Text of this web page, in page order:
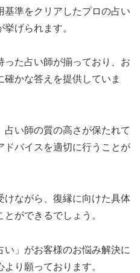
準をクリアしたプロの占い
げられます。
った占い師が揃っており、お
かな答えを提供していま
占い師の質の高さが保たれて
ドバイスを適切に行うことが
けながら、復縁に向けた具体
ができるでしょう。
」がお客様のお悩み解決に
り願っております。